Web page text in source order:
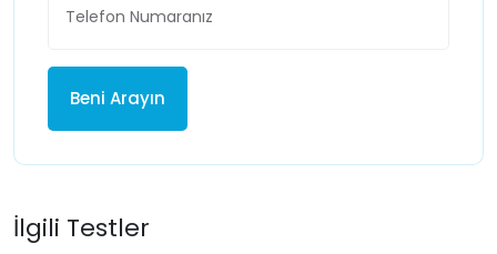
Beni Arayın
İlgili Testler